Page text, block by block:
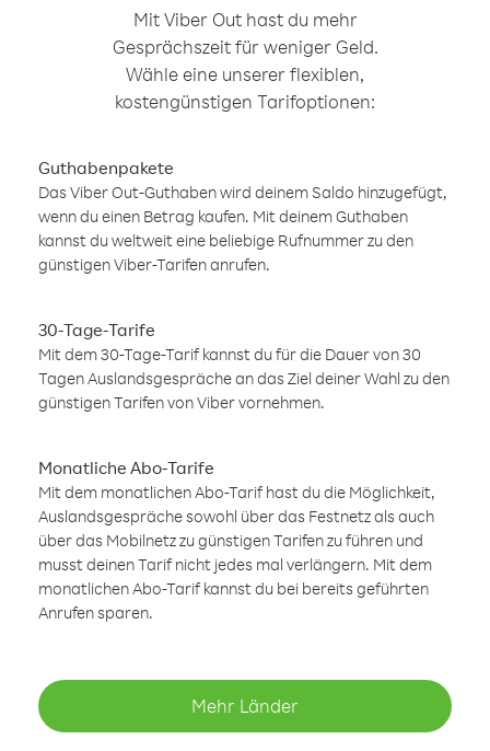
Mit Viber Out hast du mehr
Gesprächszeit für weniger Geld.
Wähle eine unserer flexiblen,
kostengünstigen Tarifoptionen:
Guthabenpakete
Das Viber Out-Guthaben wird deinem Saldo hinzugefügt,
wenn du einen Betrag kaufen. Mit deinem Guthaben
kannst du weltweit eine beliebige Rufnummer zu den
günstigen Viber-Tarifen anrufen.
30-Tage-Tarife
Mit dem 30-Tage-Tarif kannst du für die Dauer von 30
Tagen Auslandsgespräche an das Ziel deiner Wahl zu den
günstigen Tarifen von Viber vornehmen.
Monatliche Abo-Tarife
Mit dem monatlichen Abo-Tarif hast du die Möglichkeit,
Auslandsgespräche sowohl über das Festnetz als auch
über das Mobilnetz zu günstigen Tarifen zu führen und
musst deinen Tarif nicht jedes mal verlängern. Mit dem
monatlichen Abo-Tarif kannst du bei bereits geführten
Anrufen sparen.
Mehr Länder